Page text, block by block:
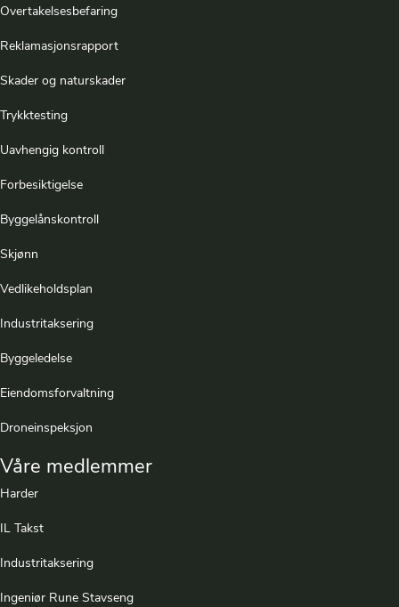
Overtakelsesbefaring
Reklamasjonsrapport
Skader og naturskader
Trykktesting
Uavhengig kontroll
Forbesiktigelse
Byggelånskontroll
Skjønn
Vedlikeholdsplan
Industritaksering
Byggeledelse
Eiendomsforvaltning
Droneinspeksjon
Våre medlemmer
Harder
IL Takst
Industritaksering
Ingeniør Rune Stavseng